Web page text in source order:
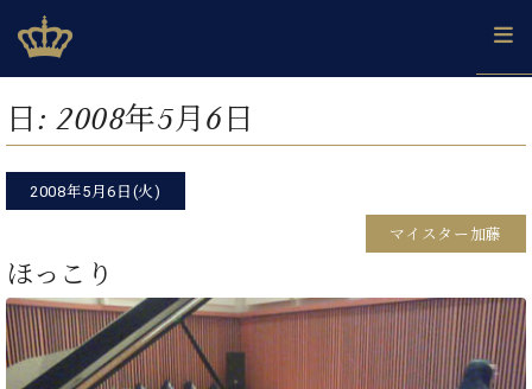
to
content
ベヒシュタインジャパン公式サイト
BECHSTEIN JAPAN Official Site
タ
ロ
グ
ベ
ヒ
イ
ン
コ
示
ピ
ア
ベ
ヒ
シ
イ
ン
の
グ
ラ
ド
イ
ツ
器
ベ
ヒ
シ
ュ
メ
ル
マ
員
登
録
ご
案
シ
イ
ン
で、
演
奏
企
業
情
採
用
情
報
日: 2008年5月6日
2008年5月6日(火)
マイスター加藤
ほっこり